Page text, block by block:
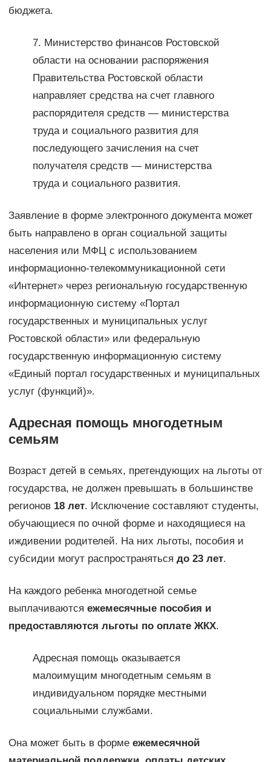
бюджета.
7. Министерство финансов Ростовской
области на основании распоряжения
Правительства Ростовской области
направляет средства на счет главного
распорядителя средств — министерства
труда и социального развития для
последующего зачисления на счет
получателя средств — министерства
труда и социального развития.
Заявление в форме электронного документа может
быть направлено в орган социальной защиты
населения или МФЦ с использованием
информационно-телекоммуникационной сети
«Интернет» через региональную государственную
информационную систему «Портал
государственных и муниципальных услуг
Ростовской области» или федеральную
государственную информационную систему
«Единый портал государственных и муниципальных
услуг (функций)».
Адресная помощь многодетным
семьям
Возраст детей в семьях, претендующих на льготы от
государства, не должен превышать в большинстве
регионов 18 лет. Исключение составляют студенты,
обучающиеся по очной форме и находящиеся на
иждивении родителей. На них льготы, пособия и
субсидии могут распространяться до 23 лет.
На каждого ребенка многодетной семье
выплачиваются ежемесячные пособия и
предоставляются льготы по оплате ЖКХ.
Адресная помощь оказывается
малоимущим многодетным семьям в
индивидуальном порядке местными
социальными службами.
Она может быть в форме ежемесячной